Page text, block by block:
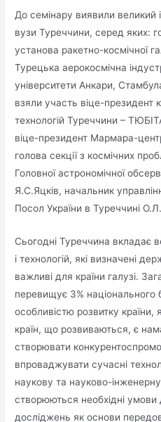
До семінару виявили великий
вузи Туреччини, серед яких:
установа ракетно-космічної
Турецька аерокосмічна
університети Анкари,
взяли участь віце-президент
технологій Туреччини –
віце-президент Мармара-
голова секції з космічних
Головної астрономічної
Я.С.Яцків, начальник
Посол України в Туреччині
Сьогодні Туреччина вкладає
і технологій, які визначені
важливі для країни галузі.
перевищує 3%
особливістю розвитку країни,
країн, що розвиваються, є
створювати
впроваджувати сучасні
наукову та науково-
створюються необхідні умови
досліджень як основи